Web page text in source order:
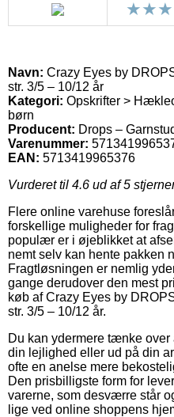
Navn: Crazy Eyes by
str. 3/5 – 10/12 år
Kategori: Opskrifter >
børn
Producent: Drops –
Varenummer:
EAN: 5713419965376
Vurderet til 4.6 ud af 5
Flere online varehuse
forskellige muligheder for
populær er i øjeblikket at
nemt selv kan hente pakken
Fragtløsningen er nemlig
gange derudover den mest
køb af Crazy Eyes by
str. 3/5 – 10/12 år.
Du kan ydermere tænke over
din lejlighed eller ud på din
ofte en anelse mere
Den prisbilligste form for
varerne, som desværre står
lige ved online shoppens